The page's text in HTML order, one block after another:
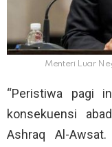
Menteri Luar
“Peristiwa pagi
konsekuensi
Ashraq Al-